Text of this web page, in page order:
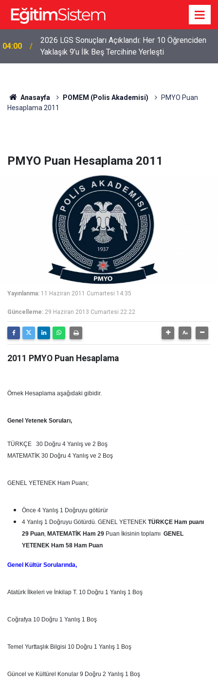
04:00
2026 LGS Sonuçları Açıklandı: Her 10 Öğrenciden
Yaklaşık 9’u İlk Beş Tercihine Yerleşti
Anasayfa POMEM (Polis Akademisi)
PMYO Puan
Hesaplama 2011
PMYO Puan Hesaplama 2011
Yayınlanma: 11 Haziran 2011 Cumartesi 14:35
Güncelleme: 29 Haziran 2013 Cumartesi 22:22
2011 PMYO Puan Hesaplama
Örnek Hesaplama aşağıdaki gibidir.
Genel Yetenek Soruları,
TÜRKÇE 30 Doğru 4 Yanlış ve 2 Boş
MATEMATİK 30 Doğru 4 Yanlış ve 2 Boş
GENEL YETENEK Ham Puanı;
Önce 4 Yanlış 1 Doğruyu götürür
4 Yanlış 1 Doğruyu Götürdü. GENEL YETENEK TÜRKÇE Ham puanı
29 Puan, MATEMATİK Ham 29 Puan İkisinin toplamı GENEL
YETENEK Ham 58 Ham Puan
Genel Kültür Sorularında,
Atatürk İlkeleri ve İnkilap T. 10 Doğru 1 Yanlış 1 Boş
Coğrafya 10 Doğru 1 Yanlış 1 Boş
Temel Yurttaşlık Bilgisi 10 Doğru 1 Yanlış 1 Boş
Güncel ve Kültürel Konular 9 Doğru 2 Yanlış 1 Boş